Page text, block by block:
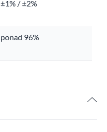
±1% / ±2%
ponad 96%